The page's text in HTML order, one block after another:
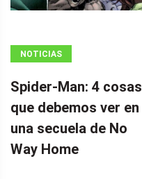
NOTICIAS
Spider-Man: 4 cosas
que debemos ver en
una secuela de No
Way Home